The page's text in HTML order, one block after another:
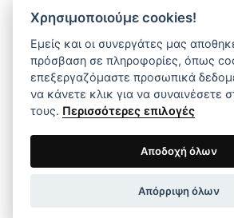
Τ. 26510 03131
F. 26510 03133
E.
ΑΜΕΣΗ ΠΛΟΗΓΗΣΗ
Χρησιμοποιούμε cookies!
Εμείς και οι συνεργάτες μας
πρόσβαση σε πληροφορίες, όπως
επεξεργαζόμαστε προσωπικά
να κάνετε κλικ για να συναινέσετε
τους. Περισσότερες επιλογές
Αποδοχή όλων
Απόρριψη όλων